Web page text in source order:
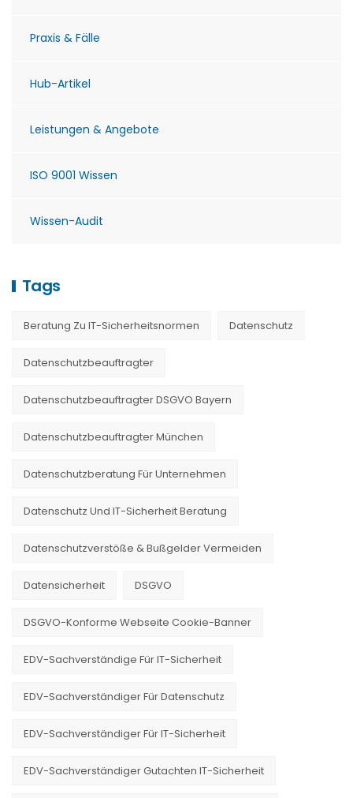
Praxis & Fälle
Hub-Artikel
Leistungen & Angebote
ISO 9001 Wissen
Wissen-Audit
Tags
Beratung Zu IT-Sicherheitsnormen Datenschutz
Datenschutzbeauftragter
Datenschutzbeauftragter DSGVO Bayern
Datenschutzbeauftragter München
Datenschutzberatung Für Unternehmen
Datenschutz Und IT-Sicherheit Beratung
Datenschutzverstöße & Bußgelder Vermeiden
Datensicherheit DSGVO
DSGVO-Konforme Webseite Cookie-Banner
EDV-Sachverständige Für IT-Sicherheit
EDV-Sachverständiger Für Datenschutz
EDV-Sachverständiger Für IT-Sicherheit
EDV-Sachverständiger Gutachten IT-Sicherheit